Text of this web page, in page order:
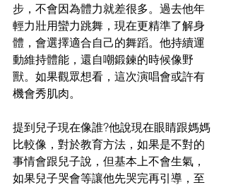
步，不會因為體力就差很多。過去他年
輕力壯用蠻力跳舞，現在更精準了解身
體，會選擇適合自己的舞蹈。他持續運
動維持體能，還自嘲鍛鍊的時候像野
獸。如果觀眾想看，這次演唱會或許有
機會秀肌肉。
提到兒子現在像誰?他說現在眼睛跟媽媽
比較像，對於教育方法，如果是不對的
事情會跟兒子說，但基本上不會生氣，
如果兒子哭會等讓他先哭完再引導，至